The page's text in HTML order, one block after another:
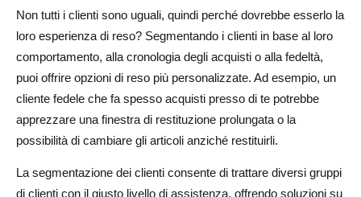
Non tutti i clienti sono uguali, quindi perché dovrebbe esserlo la
loro esperienza di reso? Segmentando i clienti in base al loro
comportamento, alla cronologia degli acquisti o alla fedeltà,
puoi offrire opzioni di reso più personalizzate. Ad esempio, un
cliente fedele che fa spesso acquisti presso di te potrebbe
apprezzare una finestra di restituzione prolungata o la
possibilità di cambiare gli articoli anziché restituirli.
La segmentazione dei clienti consente di trattare diversi gruppi
di clienti con il giusto livello di assistenza, offrendo soluzioni su